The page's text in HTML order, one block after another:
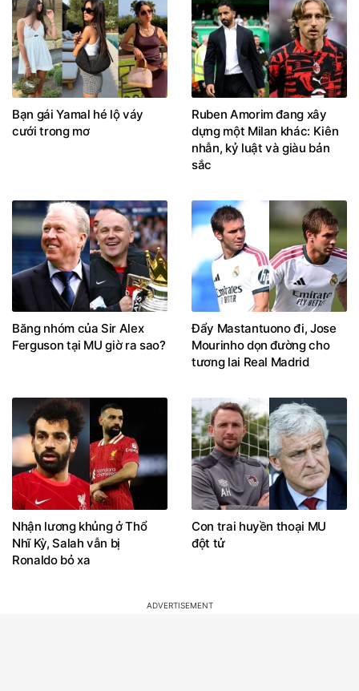
Bạn gái Yamal hé lộ váy
cưới trong mơ
Ruben Amorim đang xây
dựng một Milan khác: Kiên
nhẫn, kỷ luật và giàu bản
sắc
Băng nhóm của Sir Alex
Ferguson tại MU giờ ra sao?
Đẩy Mastantuono đi, Jose
Mourinho dọn đường cho
tương lai Real Madrid
Nhận lương khủng ở Thổ
Nhĩ Kỳ, Salah vẫn bị
Ronaldo bỏ xa
Con trai huyền thoại MU
đột tử